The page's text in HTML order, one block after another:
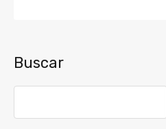
Buscar